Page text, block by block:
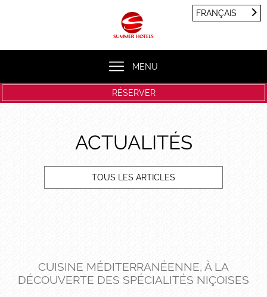
MENU
FRANÇAIS
RÉSERVER
ACTUALITÉS
TOUS LES ARTICLES
CUISINE MÉDITERRANÉENNE, À LA
DÉCOUVERTE DES SPÉCIALITÉS NIÇOISES